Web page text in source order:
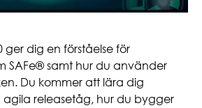
ger dig en förståelse för
SAFe® samt hur du använder
Du kommer att lära dig
agila releasetåg, hur du bygger